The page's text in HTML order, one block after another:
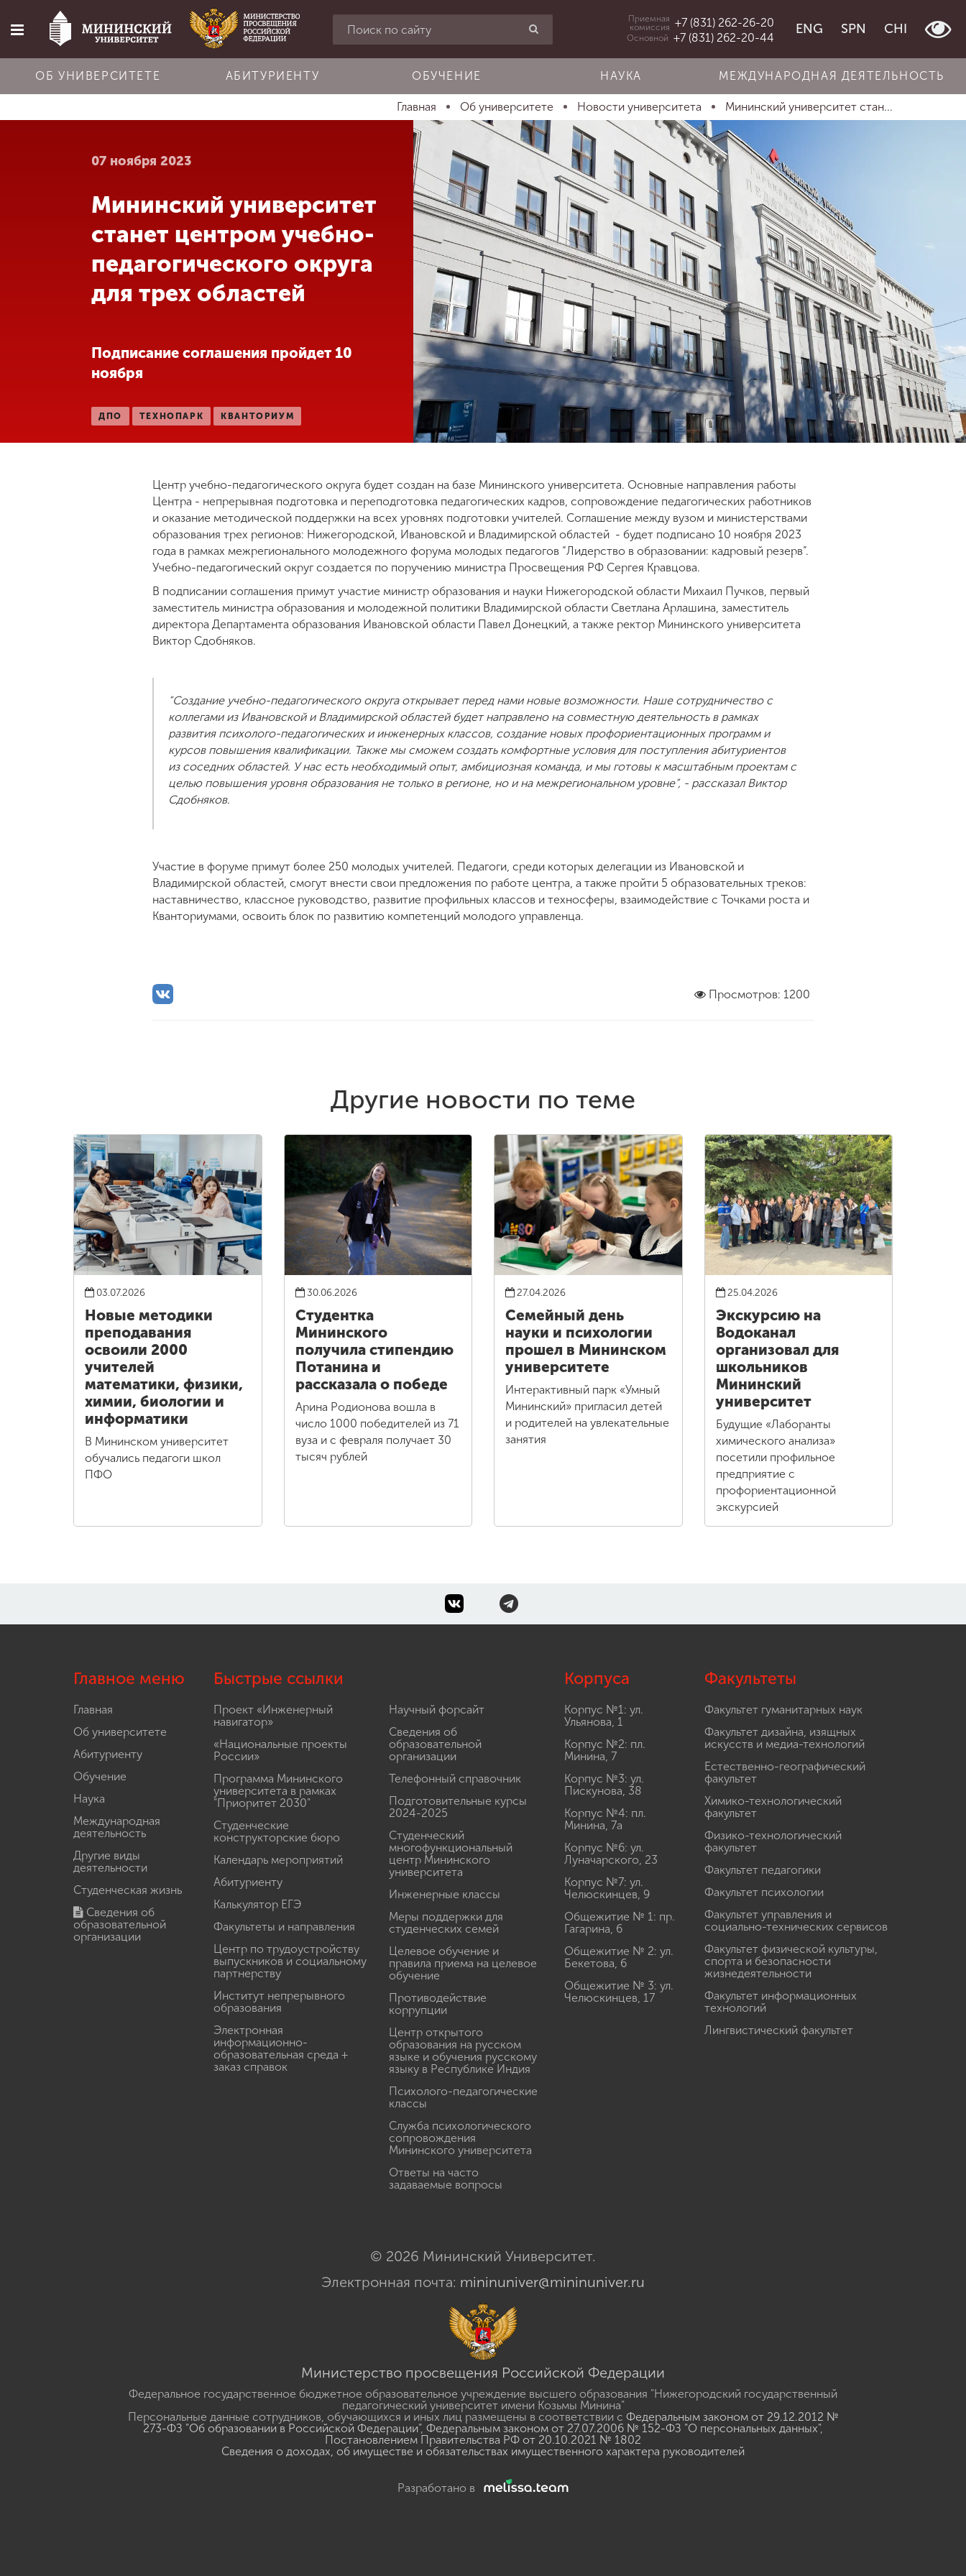
Главная
Об университете
Абитуриенту
Обучение
Международная
деятельность
Другие виды
деятельности
Приемная
комиссия +7 (831) 262-26-20
Основной +7 (831) 262-20-44
ENG SPN CHI
ОБ УНИВЕРСИТЕТЕ АБИТУРИЕНТУ ОБУЧЕНИЕ НАУКА МЕЖДУНАРОДНАЯ ДЕЯТЕЛЬНОСТЬ
Главная Об университете Новости университета Мининский университет стан...
07 ноября 2023
Мининский университет
станет центром учебно-
педагогического округа
для трех областей
Подписание соглашения пройдет 10
ноября
ДПО ТЕХНОПАРК КВАНТОРИУМ
Центр учебно-педагогического округа будет создан на базе Мининского университета. Основные направления работы
Центра - непрерывная подготовка и переподготовка педагогических кадров, сопровождение педагогических работников
и оказание методической поддержки на всех уровнях подготовки учителей. Соглашение между вузом и министерствами
образования трех регионов: Нижегородской, Ивановской и Владимирской областей - будет подписано 10 ноября 2023
года в рамках межрегионального молодежного форума молодых педагогов “Лидерство в образовании: кадровый резерв”.
Учебно-педагогический округ создается по поручению министра Просвещения РФ Сергея Кравцова.
В подписании соглашения примут участие министр образования и науки Нижегородской области Михаил Пучков, первый
заместитель министра образования и молодежной политики Владимирской области Светлана Арлашина, заместитель
директора Департамента образования Ивановской области Павел Донецкий, а также ректор Мининского университета
Виктор Сдобняков.
“Создание учебно-педагогического округа открывает перед нами новые возможности. Наше сотрудничество с
коллегами из Ивановской и Владимирской областей будет направлено на совместную деятельность в рамках
развития психолого-педагогических и инженерных классов, создание новых профориентационных программ и
курсов повышения квалификации. Также мы сможем создать комфортные условия для поступления абитуриентов
из соседних областей. У нас есть необходимый опыт, амбициозная команда, и мы готовы к масштабным проектам с
целью повышения уровня образования не только в регионе, но и на межрегиональном уровне”, - рассказал Виктор
Сдобняков.
Участие в форуме примут более 250 молодых учителей. Педагоги, среди которых делегации из Ивановской и
Владимирской областей, смогут внести свои предложения по работе центра, а также пройти 5 образовательных треков:
наставничество, классное руководство, развитие профильных классов и техносферы, взаимодействие с Точками роста и
Кванториумами, освоить блок по развитию компетенций молодого управленца.
Просмотров: 1200
Другие новости по теме
03.07.2026
Новые методики
преподавания
освоили 2000
учителей
математики, физики,
химии, биологии и
информатики
В Мининском университет
обучались педагоги школ
ПФО
30.06.2026
Студентка
Мининского
получила стипендию
Потанина и
рассказала о победе
Арина Родионова вошла в
число 1000 победителей из 71
вуза и с февраля получает 30
тысяч рублей
27.04.2026
Семейный день
науки и психологии
прошел в Мининском
университете
Интерактивный парк «Умный
Мининский» пригласил детей
и родителей на увлекательные
занятия
25.04.2026
Экскурсию на
Водоканал
организовал для
школьников
Мининский
университет
Будущие «Лаборанты
химического анализа»
посетили профильное
предприятие с
профориентационной
экскурсией
Главное меню
Главная
Об университете
Абитуриенту
Обучение
Наука
Международная
деятельность
Другие виды
деятельности
Студенческая жизнь
Сведения об
образовательной
организации
Быстрые ссылки
Проект «Инженерный
навигатор»
«Национальные проекты
России»
Программа Мининского
университета в рамках
"Приоритет 2030"
Студенческие
конструкторские бюро
Календарь мероприятий
Абитуриенту
Калькулятор ЕГЭ
Факультеты и направления
Центр по трудоустройству
выпускников и социальному
партнерству
Институт непрерывного
образования
Электронная
информационно-
образовательная среда +
заказ справок
Научный форсайт
Сведения об
образовательной
организации
Телефонный справочник
Подготовительные курсы
2024-2025
Студенческий
многофункциональный
центр Мининского
университета
Инженерные классы
Меры поддержки для
студенческих семей
Целевое обучение и
правила приема на целевое
обучение
Противодействие
коррупции
Центр открытого
образования на русском
языке и обучения русскому
языку в Республике Индия
Психолого-педагогические
классы
Служба психологического
сопровождения
Мининского университета
Ответы на часто
задаваемые вопросы
Корпуса
Корпус №1: ул.
Ульянова, 1
Корпус №2: пл.
Минина, 7
Корпус №3: ул.
Пискунова, 38
Корпус №4: пл.
Минина, 7а
Корпус №6: ул.
Луначарского, 23
Корпус №7: ул.
Челюскинцев, 9
Общежитие № 1: пр.
Гагарина, 6
Общежитие № 2: ул.
Бекетова, 6
Общежитие № 3: ул.
Челюскинцев, 17
Факультеты
Факультет гуманитарных наук
Факультет дизайна, изящных
искусств и медиа-технологий
Естественно-географический
факультет
Химико-технологический
факультет
Физико-технологический
факультет
Факультет педагогики
Факультет психологии
Факультет управления и
социально-технических сервисов
Факультет физической культуры,
спорта и безопасности
жизнедеятельности
Факультет информационных
технологий
Лингвистический факультет
© 2026 Мининский Университет.
Электронная почта: mininuniver@mininuniver.ru
Министерство просвещения Российской Федерации
Федеральное государственное бюджетное образовательное учреждение высшего образования "Нижегородский государственный
педагогический университет имени Козьмы Минина"
Персональные данные сотрудников, обучающихся и иных лиц размещены в соответствии с Федеральным законом от 29.12.2012 №
273-ФЗ "Об образовании в Российской Федерации", Федеральным законом от 27.07.2006 № 152-ФЗ "О персональных данных",
Постановлением Правительства РФ от 20.10.2021 № 1802
Сведения о доходах, об имуществе и обязательствах имущественного характера руководителей
Разработано в